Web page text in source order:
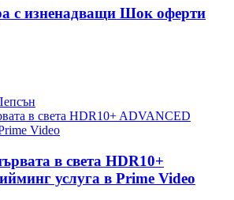
с изненадващи Шок оферти
в света HDR10+
услуга в Prime Video